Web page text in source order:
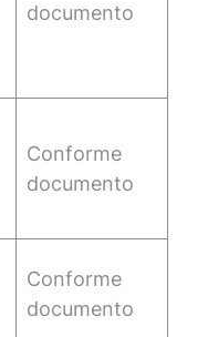
documento
Conforme
documento
Conforme
documento